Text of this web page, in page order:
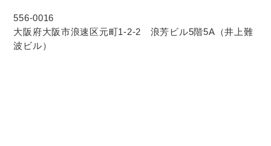
556-0016
大阪府大阪市浪速区元町1-2-2 浪芳ビル5階5A（井上難
波ビル）